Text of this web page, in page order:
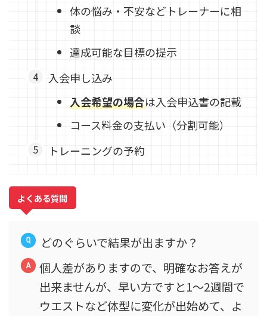
体の悩み・不安などトレーナーに相
談
達成可能な目標の提示
入会申し込み
入会希望の場合は入会申込書の記載
コース料金の支払い（分割可能）
トレーニングの予約
よくある質問
どのぐらいで結果が出ますか？
個人差がありますので、明確なお答えが
出来ませんが、早い方ですと1〜2週間で
ウエストなど体型に変化が出始めて、よ